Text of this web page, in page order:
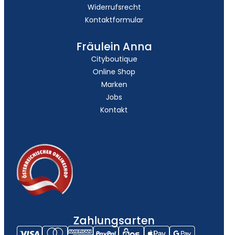
Widerrufsrecht
Kontaktformular
Fräulein Anna
Cityboutique
Online Shop
Marken
Jobs
Kontakt
Zahlungsarten